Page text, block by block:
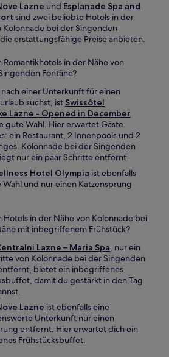
Lazne und Esplanade Spa and
sind zwei beliebte Hotels in der
Kolonnade bei der Singenden
erstattungsfähige Preise anbieten.
Romantikhotels in der Nähe von
Fontäne?
einer Unterkunft für einen
suchst, ist Swissôtel
Lazne - Opened in December
gute Wahl. Hier erwartet Gäste
ein Restaurant, 2 Innenpools und 2
Kolonnade bei der Singenden
nur ein paar Schritte entfernt.
Hotel Olympia ist ebenfalls
und nur einen Katzensprung
Hotels in der Nähe von Kolonnade bei
mit inbegriffenem Frühstück?
Lazne – Maria Spa, nur ein
von Kolonnade bei der Singenden
bietet ein inbegriffenes
damit du gestärkt in den Tag
Lazne ist ebenfalls eine
Unterkunft nur einen
entfernt. Hier erwartet dich ein
Frühstücksbuffet.